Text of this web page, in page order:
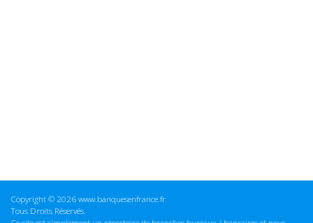
Copyright © 2026 www.banquesenfrance.fr
Tous Droits Réservés.